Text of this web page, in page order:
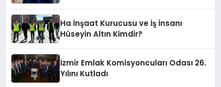
Ha İnşaat Kurucusu ve İş İnsanı
Hüseyin Altın Kimdir?
İzmir Emlak Komisyoncuları Odası 26.
Yılını Kutladı